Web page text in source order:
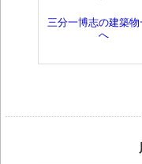
三分一博志の建築物
へ